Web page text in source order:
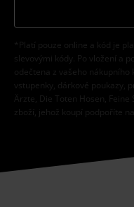
*Platí pouze online a kód je
slevovými kódy. Po vložení a
odečtena z vašeho
vstupenky, dárkové poukazy,
Ärzte, Die Toten Hosen, Feine
zboží, jehož koupí podpoříte